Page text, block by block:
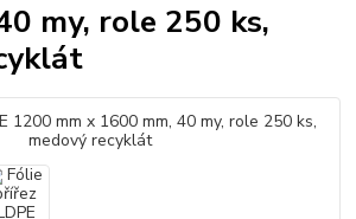
my, role 250 ks,